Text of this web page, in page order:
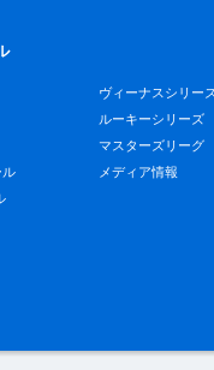
ル
ヴィーナスシリー
ルーキーシリーズ
マスターズリーグ
メディア情報